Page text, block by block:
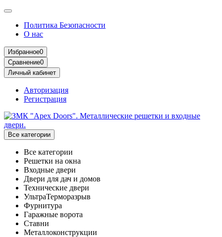
Политика Безопасности
О нас
Избранное0
Сравнение0
Личный кабинет
Авторизация
Регистрация
Все категории
Все категории
Решетки на окна
Входные двери
Двери для дач и домов
Технические двери
УльтраТерморазрыв
Фурнитура
Гаражные ворота
Ставни
Металлоконструкции